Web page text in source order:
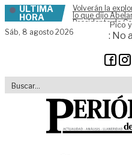
Skip to content
ÚLTIMA
HORA
Volverán la
lo que dijo
Presidente de
Sáb, 8 agosto 2026
Pico
: No